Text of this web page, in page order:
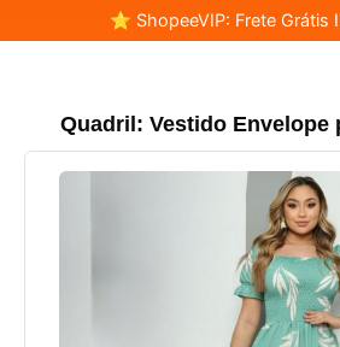
⭐ ShopeeVIP: Frete Grátis
Quadril: Vestido Envelope